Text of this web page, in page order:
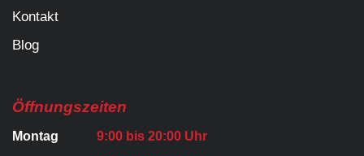
Kontakt
Blog
Öffnungszeiten
Montag 9:00 bis 20:00 Uhr